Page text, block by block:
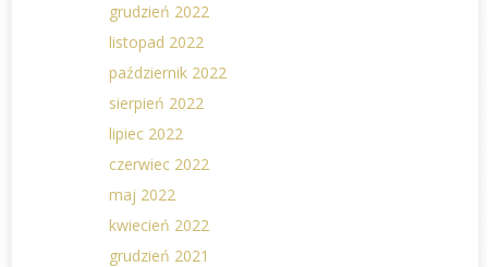
grudzień 2022
listopad 2022
październik 2022
sierpień 2022
lipiec 2022
czerwiec 2022
maj 2022
kwiecień 2022
grudzień 2021